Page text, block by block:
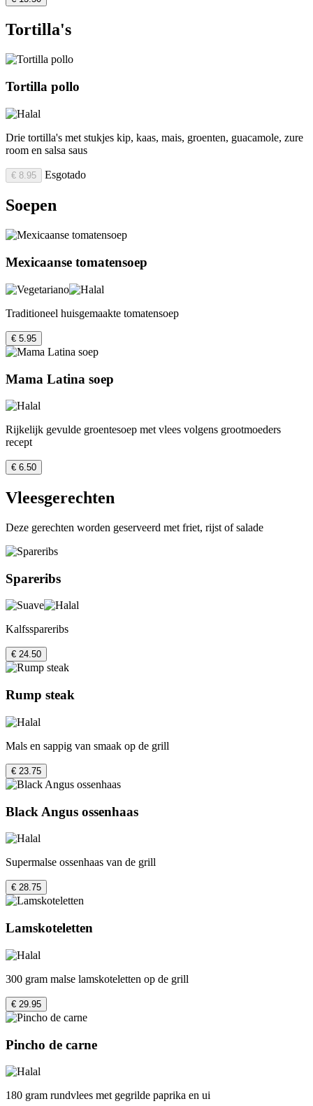
Tortilla's
Tortilla pollo
Drie tortilla's met stukjes kip, kaas, mais, groenten, guacamole, zure
room en salsa saus
€ 8.95 Esgotado
Soepen
Mexicaanse tomatensoep
Traditioneel huisgemaakte tomatensoep
€ 5.95
Mama Latina soep
Rijkelijk gevulde groentesoep met vlees volgens grootmoeders
recept
€ 6.50
Vleesgerechten
Deze gerechten worden geserveerd met friet, rijst of salade
Spareribs
Kalfsspareribs
€ 24.50
Rump steak
Mals en sappig van smaak op de grill
€ 23.75
Black Angus ossenhaas
Supermalse ossenhaas van de grill
€ 28.75
Lamskoteletten
300 gram malse lamskoteletten op de grill
€ 29.95
Pincho de carne
180 gram rundvlees met gegrilde paprika en ui